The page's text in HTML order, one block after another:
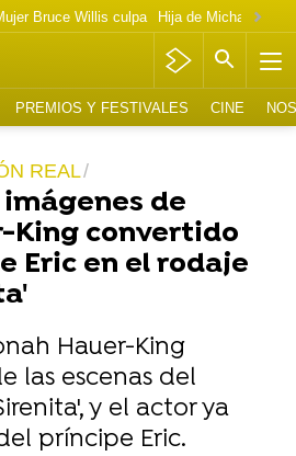
Bruce Willis culpa
PREMIOS Y FESTIVALES CINE
REAL
de
King convertido
Eric en el rodaje
Hauer-King
las escenas del
y el actor ya
príncipe Eric.